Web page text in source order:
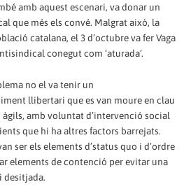
amb aquest escenari, va donar un
que més els convé. Malgrat això, la
catalana, el 3 d’octubre va fer Vaga
conegut com ‘aturada’.
no el va tenir un
llibertari que es van moure en clau
amb voluntat d’intervenció social
que hi ha altres factors barrejats.
ser els elements d’status quo i d’ordre
elements de contenció per evitar una
desitjada.